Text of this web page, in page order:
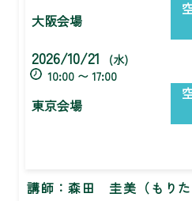
大阪会場
2026/10/21
(水)
10:00 〜 17:00
東京会場
講師：森田 圭美（もり